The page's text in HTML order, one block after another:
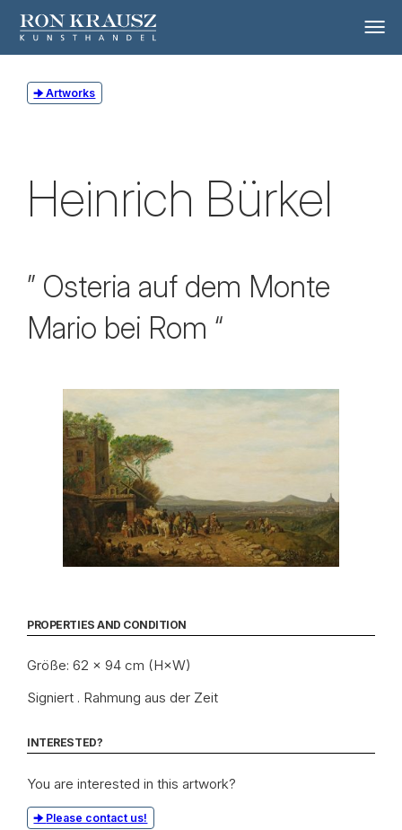
Artworks
Heinrich Bürkel
” Osteria auf dem Monte
Mario bei Rom “
PROPERTIES AND CONDITION
Größe: 62 × 94 cm (H×W)
Signiert . Rahmung aus der Zeit
INTERESTED?
You are interested in this artwork?
Please contact us!